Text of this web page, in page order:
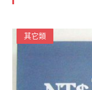
其它類